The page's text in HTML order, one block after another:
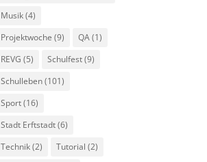
Musik(4)
Projektwoche (9) QA(1)
REVG (5) Schulfest(9)
Schulleben(101)
Sport(16)
Stadt Erftstadt(6)
Technik(2) Tutorial (2)